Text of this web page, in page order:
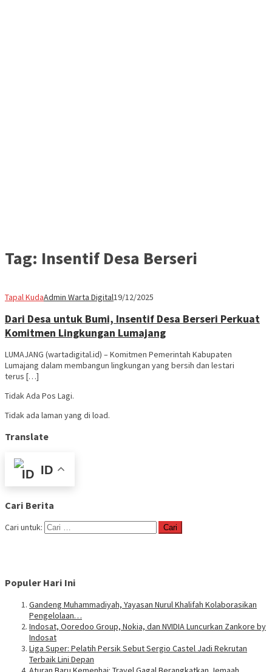
Tag: Insentif Desa Berseri
Tapal KudaAdmin Warta Digital19/12/2025
Dari Desa untuk Bumi, Insentif Desa Berseri Perkuat
Komitmen Lingkungan Lumajang
LUMAJANG (wartadigital.id) – Komitmen Pemerintah Kabupaten
Lumajang dalam membangun lingkungan yang bersih dan lestari
terus […]
Tidak Ada Pos Lagi.
Tidak ada laman yang di load.
Translate
ID
Cari Berita
Cari untuk:
Populer Hari Ini
Gandeng Muhammadiyah, Yayasan Nurul Khalifah Kolaborasikan
Pengelolaan…
Indosat, Ooredoo Group, Nokia, dan NVIDIA Luncurkan Zankore by
Indosat
Liga Super: Pelatih Persik Sebut Sergio Castel Jadi Rekrutan
Terbaik Lini Depan